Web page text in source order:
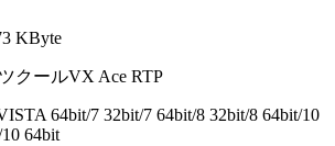
KByte
クールVX Ace RTP
64bit/7 32bit/7 64bit/8 32bit/8 64bit/10
64bit